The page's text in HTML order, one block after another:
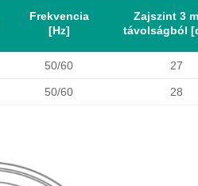
50/60 27
50/60 28
Frekvencia
[Hz]
Zajszint 3
távolságból